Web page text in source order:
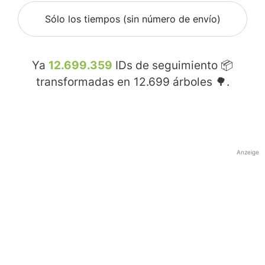
Sólo los tiempos (sin número de envío)
Ya 12.699.359 IDs de seguimiento 📦
transformadas en 12.699 árboles 🌳.
Anzeige